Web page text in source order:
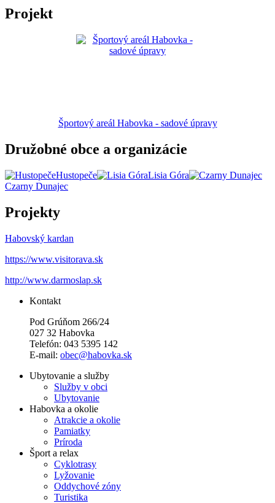
Projekt
Športový areál Habovka - sadové úpravy
Družobné obce a organizácie
Hustopeče
Lisia Góra
Czarny Dunajec
Projekty
Habovský kardan
https://www.visitorava.sk
http://www.darmoslap.sk
Kontakt
Pod Grúňom 266/24
027 32 Habovka
Telefón: 043 5395 142
E-mail: obec@habovka.sk
Ubytovanie a služby
Služby v obci
Ubytovanie
Habovka a okolie
Atrakcie a okolie
Pamiatky
Príroda
Šport a relax
Cyklotrasy
Lyžovanie
Oddychové zóny
Turistika